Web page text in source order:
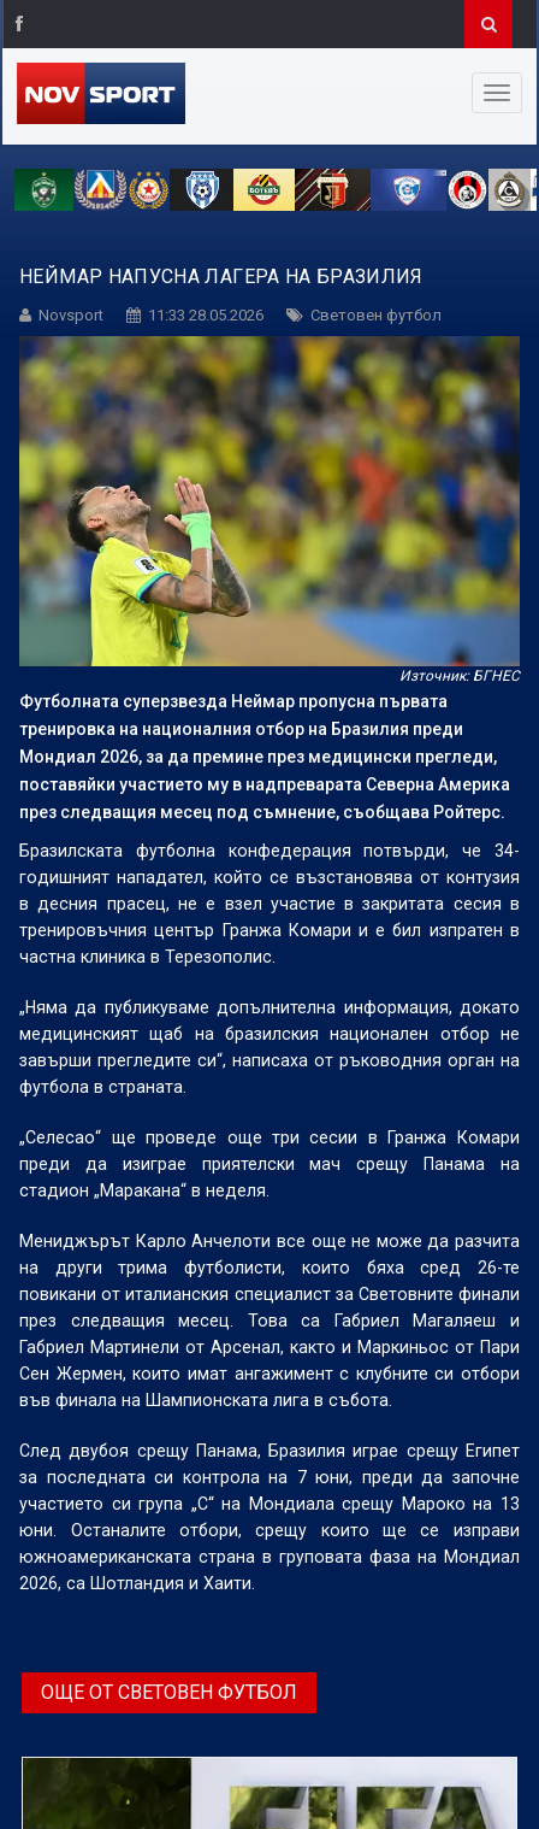
НЕЙМАР НАПУСНА ЛАГЕРА НА БРАЗИЛИЯ
Novsport 11:33 28.05.2026 Световен футбол
Източник: БГНЕС
Футболната суперзвезда Неймар пропусна първата
тренировка на националния отбор на Бразилия преди
Мондиал 2026, за да премине през медицински прегледи,
поставяйки участието му в надпреварата Северна Америка
през следващия месец под съмнение, съобщава Ройтерс.
Бразилската футболна конфедерация потвърди, че 34-
годишният нападател, който се възстановява от контузия
в десния прасец, не е взел участие в закритата сесия в
тренировъчния център Гранжа Комари и е бил изпратен в
частна клиника в Терезополис.
„Няма да публикуваме допълнителна информация, докато
медицинският щаб на бразилския национален отбор не
завърши прегледите си“, написаха от ръководния орган на
футбола в страната.
„Селесао“ ще проведе още три сесии в Гранжа Комари
преди да изиграе приятелски мач срещу Панама на
стадион „Маракана“ в неделя.
Мениджърът Карло Анчелоти все още не може да разчита
на други трима футболисти, които бяха сред 26-те
повикани от италианския специалист за Световните финали
през следващия месец. Това са Габриел Магаляеш и
Габриел Мартинели от Арсенал, както и Маркиньос от Пари
Сен Жермен, които имат ангажимент с клубните си отбори
във финала на Шампионската лига в събота.
След двубоя срещу Панама, Бразилия играе срещу Египет
за последната си контрола на 7 юни, преди да започне
участието си група „C“ на Мондиала срещу Мароко на 13
юни. Останалите отбори, срещу които ще се изправи
южноамериканската страна в груповата фаза на Мондиал
2026, са Шотландия и Хаити.
ОЩЕ ОТ СВЕТОВЕН ФУТБОЛ